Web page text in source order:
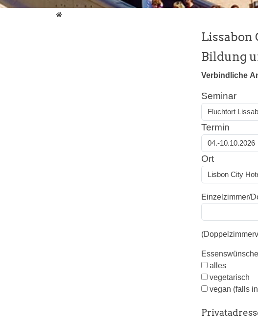
Bildung unterwegs
Lissabon
Bildung
Verbindliche
Seminar
Termin
Ort
Einzelzimmer/
Essenswünsche
alles
vegetarisch
vegan (falls